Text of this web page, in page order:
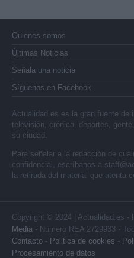
Quienes somos
Últimas Noticias
Señala una noticia
Síguenos en Facebook
Actualidad.es es la gran fuente de
televisión, crónica, deportes,
su ciudad.
Para señalar a la redacción de
confidencial, escríbanos a
la retirada del material que atenta
Copyright © 2024 | Actualidad.es -
Media - Numero REA 2729933 -
Contacto - Politica de cookies -
Procesamiento de datos